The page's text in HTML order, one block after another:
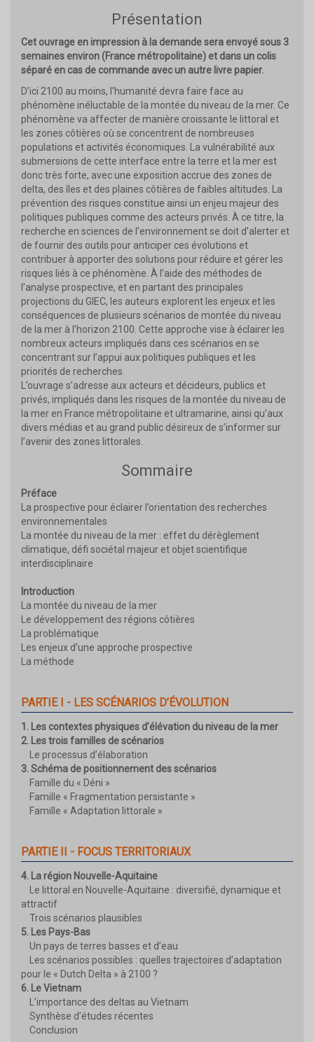
Présentation
Cet ouvrage en impression à la demande sera envoyé sous 3
semaines environ (France métropolitaine) et dans un colis
séparé en cas de commande avec un autre livre papier.
D’ici 2100 au moins, l’humanité devra faire face au
phénomène inéluctable de la montée du niveau de la mer. Ce
phénomène va affecter de manière croissante le littoral et
les zones côtières où se concentrent de nombreuses
populations et activités économiques. La vulnérabilité aux
submersions de cette interface entre la terre et la mer est
donc très forte, avec une exposition accrue des zones de
delta, des îles et des plaines côtières de faibles altitudes. La
prévention des risques constitue ainsi un enjeu majeur des
politiques publiques comme des acteurs privés. À ce titre, la
recherche en sciences de l’environnement se doit d’alerter et
de fournir des outils pour anticiper ces évolutions et
contribuer à apporter des solutions pour réduire et gérer les
risques liés à ce phénomène. À l’aide des méthodes de
l’analyse prospective, et en partant des principales
projections du GIEC, les auteurs explorent les enjeux et les
conséquences de plusieurs scénarios de montée du niveau
de la mer à l’horizon 2100. Cette approche vise à éclairer les
nombreux acteurs impliqués dans ces scénarios en se
concentrant sur l’appui aux politiques publiques et les
priorités de recherches.
L’ouvrage s’adresse aux acteurs et décideurs, publics et
privés, impliqués dans les risques de la montée du niveau de
la mer en France métropolitaine et ultramarine, ainsi qu’aux
divers médias et au grand public désireux de s’informer sur
l’avenir des zones littorales.
Sommaire
Préface
La prospective pour éclairer l’orientation des recherches
environnementales
La montée du niveau de la mer : effet du dérèglement
climatique, défi sociétal majeur et objet scientifique
interdisciplinaire
Introduction
La montée du niveau de la mer
Le développement des régions côtières
La problématique
Les enjeux d’une approche prospective
La méthode
PARTIE I - LES SCÉNARIOS D’ÉVOLUTION
1. Les contextes physiques d’élévation du niveau de la mer
2. Les trois familles de scénarios
Le processus d’élaboration
3. Schéma de positionnement des scénarios
Famille du « Déni »
Famille « Fragmentation persistante »
Famille « Adaptation littorale »
PARTIE II - FOCUS TERRITORIAUX
4. La région Nouvelle-Aquitaine
Le littoral en Nouvelle-Aquitaine : diversifié, dynamique et
attractif
Trois scénarios plausibles
5. Les Pays-Bas
Un pays de terres basses et d’eau
Les scénarios possibles : quelles trajectoires d’adaptation
pour le « Dutch Delta » à 2100 ?
6. Le Vietnam
L’importance des deltas au Vietnam
Synthèse d’études récentes
Conclusion